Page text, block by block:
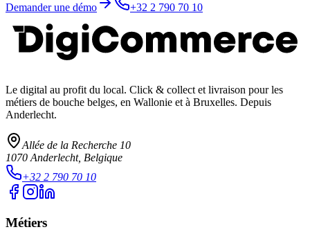
Demander une démo +32 2 790 70 10
Le digital au profit du local. Click & collect et livraison pour les
métiers de bouche belges, en Wallonie et à Bruxelles. Depuis
Anderlecht.
Allée de la Recherche 10
1070 Anderlecht, Belgique
+32 2 790 70 10
Métiers